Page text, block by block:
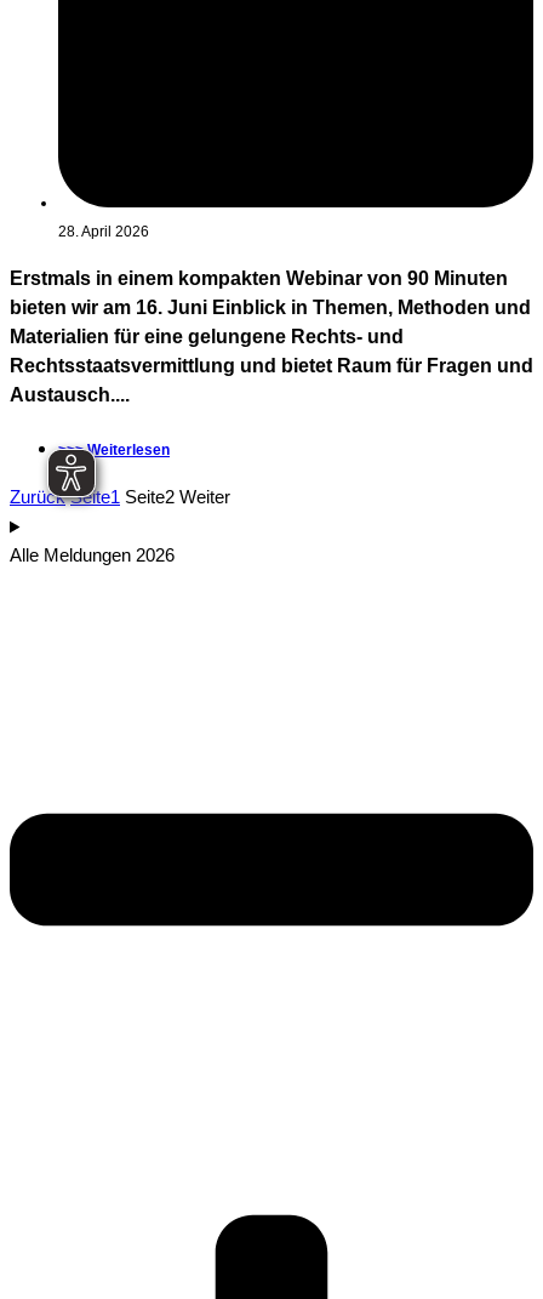
28. April 2026
Erstmals in einem kompakten Webinar von 90 Minuten
bieten wir am 16. Juni Einblick in Themen, Methoden und
Materialien für eine gelungene Rechts- und
Rechtsstaatsvermittlung und bietet Raum für Fragen und
Austausch....
>>> Weiterlesen
Zurück Seite1 Seite2 Weiter
Alle Meldungen 2026